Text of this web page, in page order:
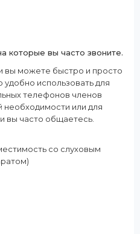
которые вы часто звоните.
вы можете быстро и просто
использовать для
телефонов членов
необходимости или для
вы часто общаетесь.
со слуховым